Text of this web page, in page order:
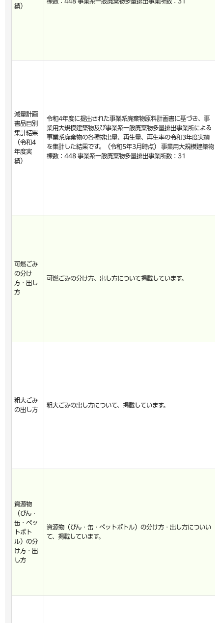
績）
減量計画
書品目別
集計結果
（令和4
年度実
績）
令和4年度に提出された事業系廃棄物原料計画書に基づき、事
業用大規模建築物及び事業系一般廃棄物多量排出事業所による
事業系廃棄物の各種排出量、再生量、再生率の令和3年度実績
を集計した結果です。（令和5年3月時点） 事業用大規模建築物
棟数：448 事業系一般廃棄物多量排出事業所数：31
可燃ごみ
の分け
方・出し
方
可燃ごみの分け方、出し方について掲載しています。
粗大ごみ
の出し方
粗大ごみの出し方について、掲載しています。
資源物
（びん・
缶・ペッ
トボト
ル）の分
け方・出
し方
資源物（びん・缶・ペットボトル）の分け方・出し方についい
て、掲載しています。